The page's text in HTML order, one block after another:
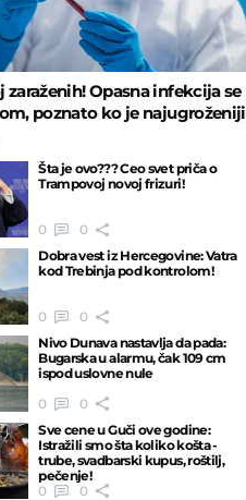
zaraženih! Opasna infekcija se
poznato ko je najugroženiji
Šta je ovo??? Ceo svet priča o
Trampovoj novoj frizuri!
0
0
Dobra vest iz Hercegovine: Vatra
kod Trebinja pod kontrolom!
0
0
Nivo Dunava nastavlja da pada:
Bugarska u alarmu, čak 109 cm
ispod uslovne nule
0
0
Sve cene u Guči ove godine:
Istražili smo šta koliko košta -
trube, svadbarski kupus, roštilj,
pečenje!
0
0